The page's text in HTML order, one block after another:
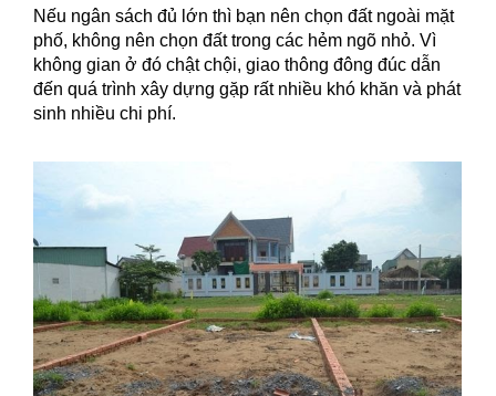
Nếu ngân sách đủ lớn thì bạn nên chọn đất ngoài mặt
phố, không nên chọn đất trong các hẻm ngõ nhỏ. Vì
không gian ở đó chật chội, giao thông đông đúc dẫn
đến quá trình xây dựng gặp rất nhiều khó khăn và phát
sinh nhiều chi phí.